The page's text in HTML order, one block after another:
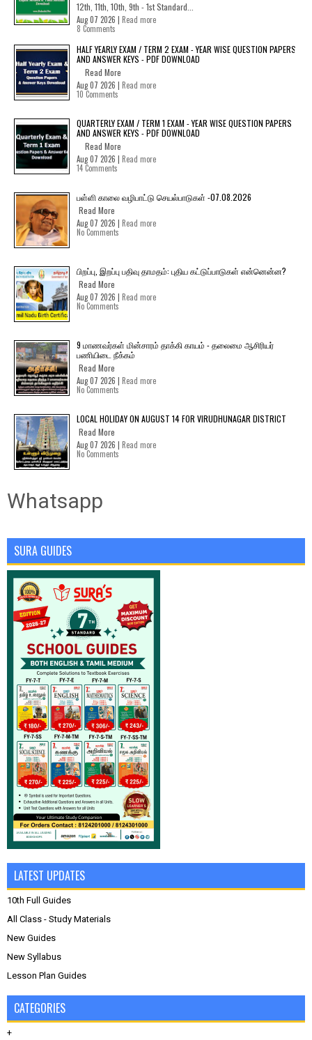
12th, 11th, 10th, 9th - 1st Standard...
Aug 07 2026 | Read more
8 Comments
HALF YEARLY EXAM / TERM 2 EXAM - YEAR WISE QUESTION PAPERS
AND ANSWER KEYS - PDF DOWNLOAD
Read More
Aug 07 2026 | Read more
10 Comments
QUARTERLY EXAM / TERM 1 EXAM - YEAR WISE QUESTION PAPERS
AND ANSWER KEYS - PDF DOWNLOAD
Read More
Aug 07 2026 | Read more
14 Comments
பள்ளி காலை வழிபாட்டு செயல்பாடுகள் -07.08.2026
Read More
Aug 07 2026 | Read more
No Comments
பிறப்பு, இறப்பு பதிவு தாமதம்: புதிய கட்டுப்பாடுகள் என்னென்ன?
Read More
Aug 07 2026 | Read more
No Comments
9 மாணவர்கள் மின்சாரம் தாக்கி காயம் - தலைமை ஆசிரியர்
பணியிடை நீக்கம்
Read More
Aug 07 2026 | Read more
No Comments
LOCAL HOLIDAY ON AUGUST 14 FOR VIRUDHUNAGAR DISTRICT
Read More
Aug 07 2026 | Read more
No Comments
Whatsapp
SURA GUIDES
LATEST UPDATES
10th Full Guides
All Class - Study Materials
New Guides
New Syllabus
Lesson Plan Guides
CATEGORIES
+